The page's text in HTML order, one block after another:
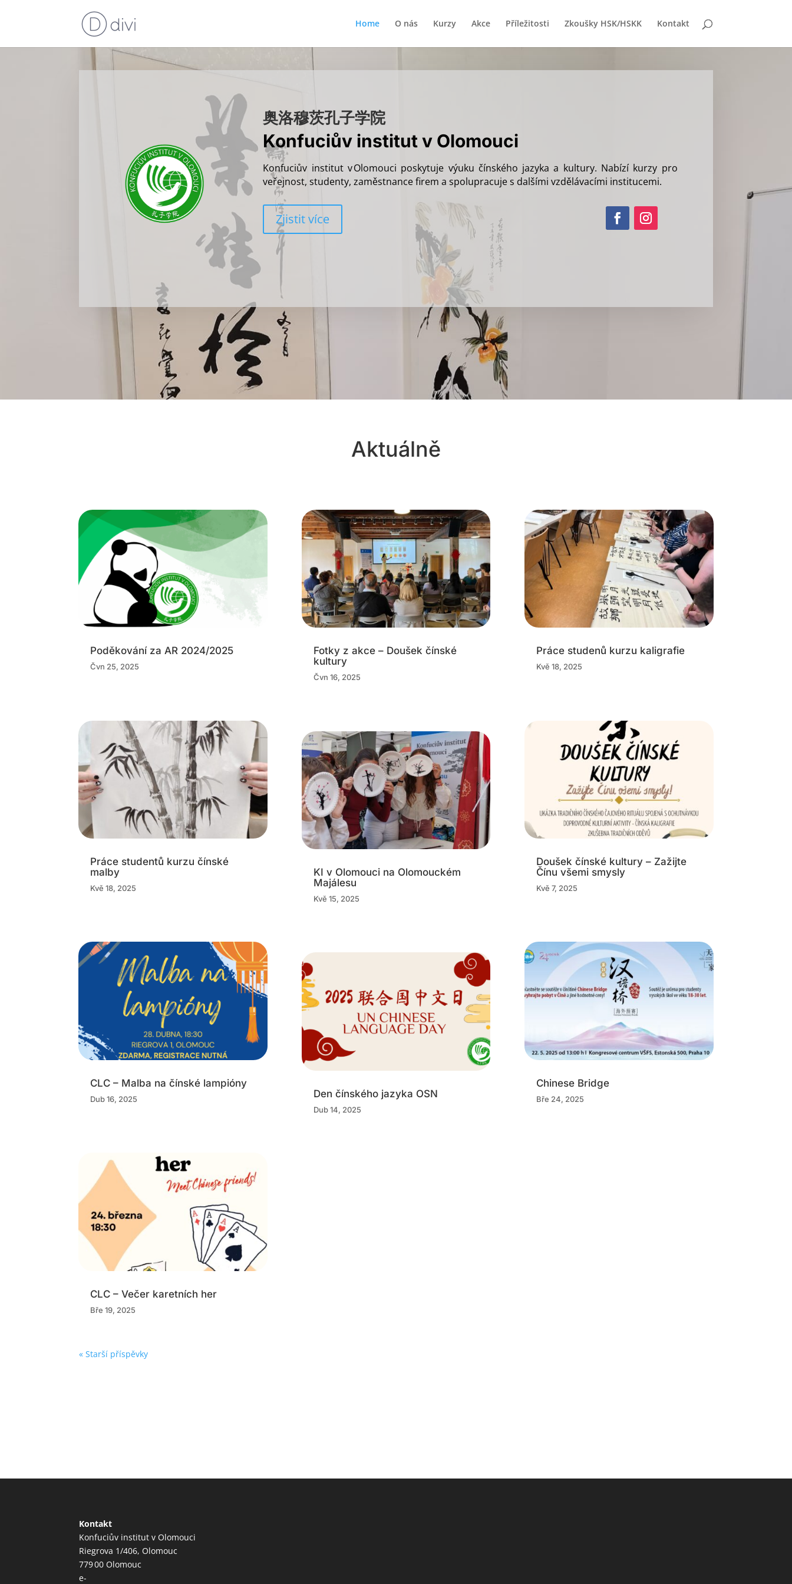
Home O nás Kurzy Akce Příležitosti Zkoušky HSK/HSKK Kontakt
奥洛穆茨孔子学院
Konfuciův institut v Olomouci
Konfuciův institut v Olomouci poskytuje výuku čínského jazyka a kultury. Nabízí kurzy pro
veřejnost, studenty, zaměstnance firem a spolupracuje s dalšími vzdělávacími institucemi.
Zjistit více
Aktuálně
Poděkování za AR 2024/2025
Čvn 25, 2025
Práce studentů kurzu čínské
malby
Kvě 18, 2025
CLC – Malba na čínské lampióny
Dub 16, 2025
CLC – Večer karetních her
Bře 19, 2025
Fotky z akce – Doušek čínské
kultury
Čvn 16, 2025
KI v Olomouci na Olomouckém
Majálesu
Kvě 15, 2025
Den čínského jazyka OSN
Dub 14, 2025
Práce studenů kurzu kaligrafie
Kvě 18, 2025
Doušek čínské kultury – Zažijte
Čínu všemi smysly
Kvě 7, 2025
Chinese Bridge
Bře 24, 2025
« Starší příspěvky
Kontakt
Konfuciův institut v Olomouci
Riegrova 1/406, Olomouc
779 00 Olomouc
e-